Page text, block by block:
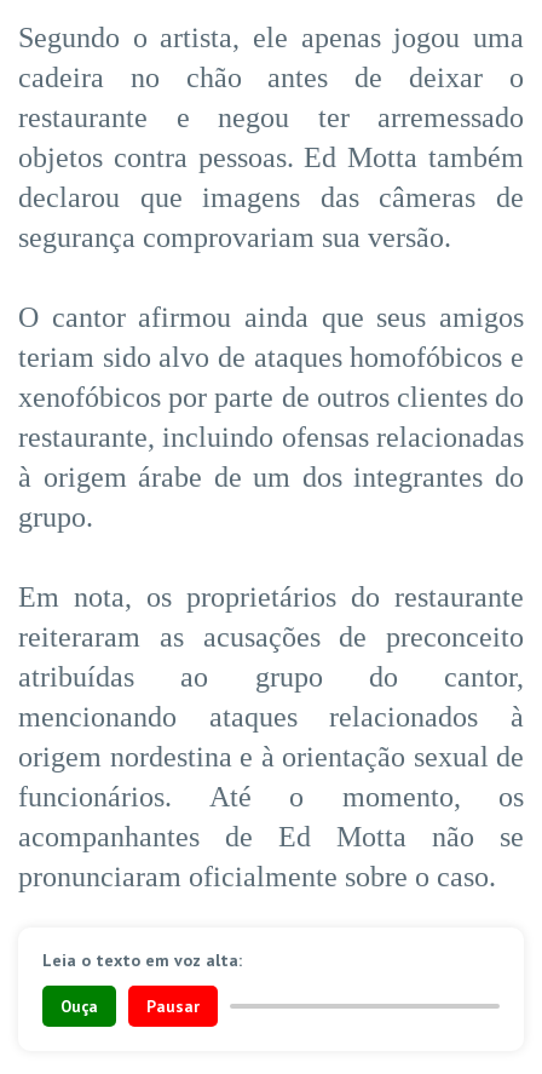
Segundo o artista, ele apenas jogou uma
cadeira no chão antes de deixar o
restaurante e negou ter arremessado
objetos contra pessoas. Ed Motta também
declarou que imagens das câmeras de
segurança comprovariam sua versão.
O cantor afirmou ainda que seus amigos
teriam sido alvo de ataques homofóbicos e
xenofóbicos por parte de outros clientes do
restaurante, incluindo ofensas relacionadas
à origem árabe de um dos integrantes do
grupo.
Em nota, os proprietários do restaurante
reiteraram as acusações de preconceito
atribuídas ao grupo do cantor,
mencionando ataques relacionados à
origem nordestina e à orientação sexual de
funcionários. Até o momento, os
acompanhantes de Ed Motta não se
pronunciaram oficialmente sobre o caso.
Leia o texto em voz alta:
Ouça Pausar